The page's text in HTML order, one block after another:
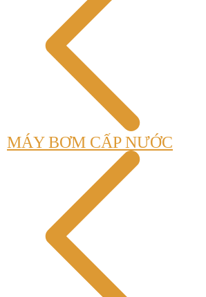
MÁY BƠM CẤP NƯỚC